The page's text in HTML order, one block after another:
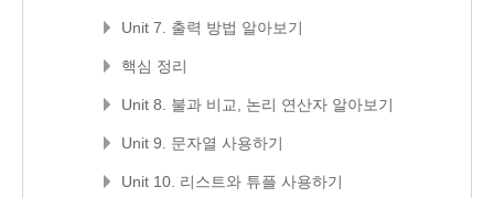
Unit 7. 출력 방법 알아보기
핵심 정리
Unit 8. 불과 비교, 논리 연산자 알아보기
Unit 9. 문자열 사용하기
Unit 10. 리스트와 튜플 사용하기